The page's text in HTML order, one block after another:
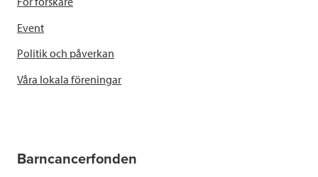
Event
Politik och påverkan
Våra lokala föreningar
Barncancerfonden